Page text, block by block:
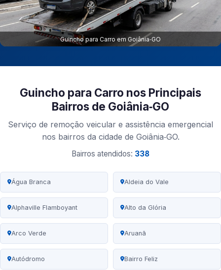
Guincho para Carro em Goiânia‑GO
Guincho para Carro nos Principais
Bairros de Goiânia‑GO
Serviço de remoção veicular e assistência emergencial
nos bairros da cidade de Goiânia‑GO.
Bairros atendidos: 338
Água Branca Aldeia do Vale
Alphaville Flamboyant Alto da Glória
Arco Verde Aruanã
Autódromo Bairro Feliz